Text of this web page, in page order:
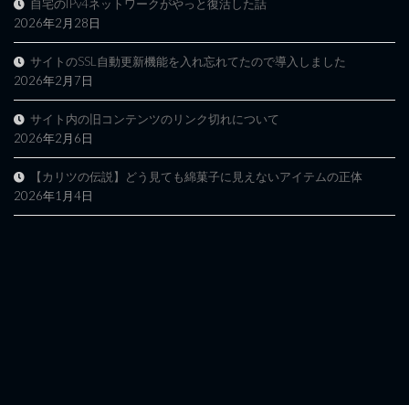
自宅のIPv4ネットワークがやっと復活した話
2026年2月28日
サイトのSSL自動更新機能を入れ忘れてたので導入しました
2026年2月7日
サイト内の旧コンテンツのリンク切れについて
2026年2月6日
【カリツの伝説】どう見ても綿菓子に見えないアイテムの正体
2026年1月4日